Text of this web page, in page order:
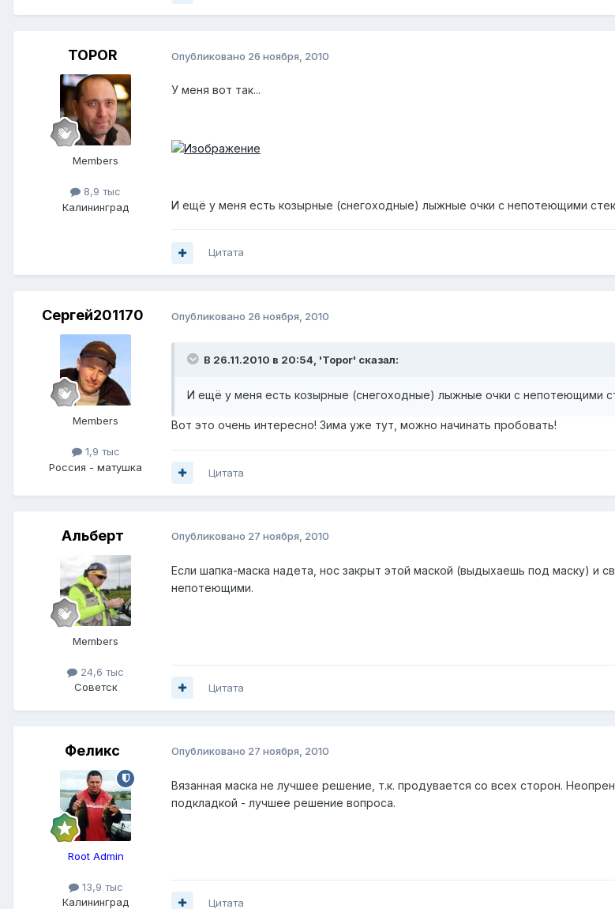
TOPOR
Members
8,9 тыс
Калининград
Опубликовано 26 ноября, 2010
У меня вот так...
И ещё у меня есть козырные (снегоходные) лыжные очки с непотеющими
Цитата
Сергей201170
Members
1,9 тыс
Россия - матушка
Опубликовано 26 ноября, 2010
В 26.11.2010 в 20:54, 'Topor' сказал:
И ещё у меня есть козырные (снегоходные) лыжные очки с непотеющими
Вот это очень интересно! Зима уже тут, можно начинать пробовать!
Цитата
Альберт
Members
24,6 тыс
Советск
Опубликовано 27 ноября, 2010
Если шапка-маска надета, нос закрыт этой маской (выдыхаешь под маску) и
непотеющими.
Цитата
Феликс
Root Admin
13,9 тыс
Калининград
Опубликовано 27 ноября, 2010
Вязанная маска не лучшее решение, т.к. продувается со всех сторон.
подкладкой - лучшее решение вопроса.
Цитата